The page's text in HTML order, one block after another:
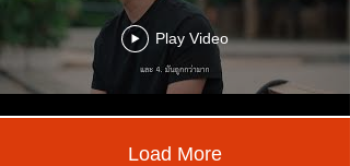
Play Video
Load More